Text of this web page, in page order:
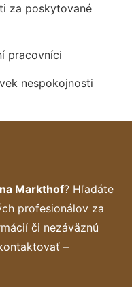
za poskytované
pracovníci
nespokojnosti
Markthof? Hľadáte
profesionálov za
či nezáväznú
–